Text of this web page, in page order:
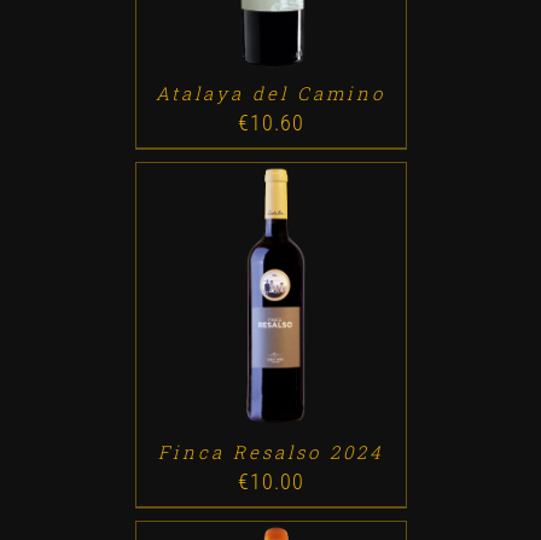
Atalaya del Camino
€10.60
ADD TO CART /
Finca Resalso 2024
€10.00